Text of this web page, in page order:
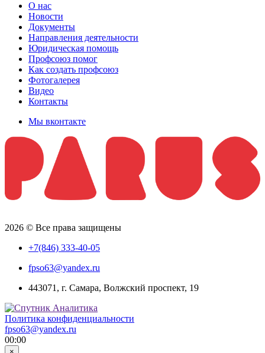
О нас
Новости
Документы
Направления деятельности
Юридическая помощь
Профсоюз помог
Как создать профсоюз
Фотогалерея
Видео
Контакты
Мы вконтакте
2026 © Все права защищены
+7(846) 333-40-05
fpso63@yandex.ru
443071, г. Самара, Волжский проспект, 19
Политика конфиденциальности
fpso63@yandex.ru
00:00
×